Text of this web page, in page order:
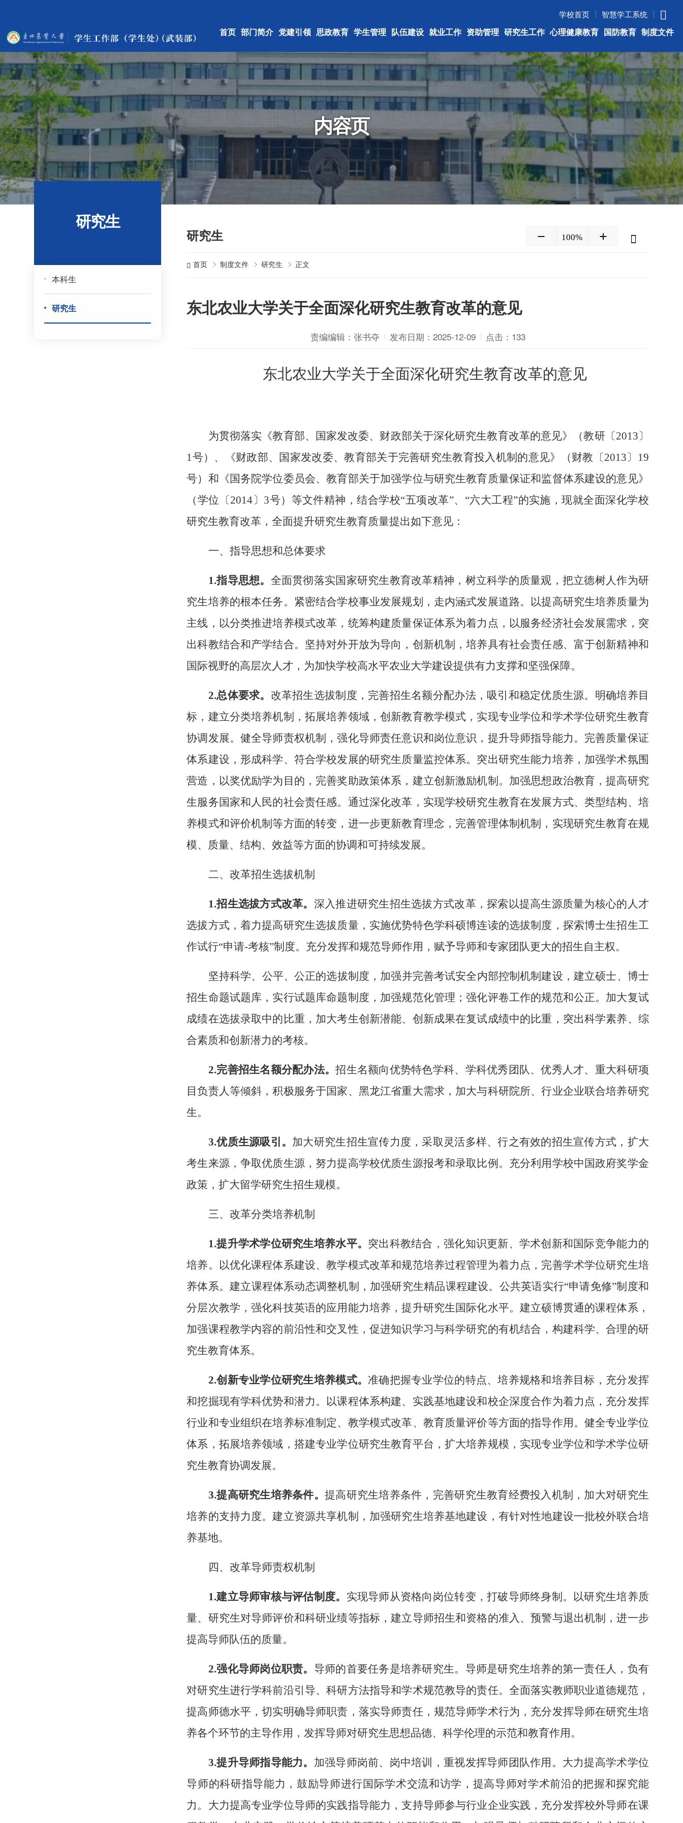
学校首页 智慧学工系统
首页 部门简介 党建引领 思政教育 学生管理 队伍建设 就业工作 资助管理 研究生工作 心理健康教育 国防教育 制度文件
内容页
研究生
本科生
研究生
研究生 100%
首页 制度文件 研究生 正文
东北农业大学关于全面深化研究生教育改革的意见
责编编辑：张书夺 发布日期：2025-12-09 点击： 133
东北农业大学关于全面深化研究生教育改革的意见
为贯彻落实《教育部、国家发改委、财政部关于深化研究生教育改革的意见》（教研〔2013〕
1号）、《财政部、国家发改委、教育部关于完善研究生教育投入机制的意见》（财教〔2013〕19
号）和《国务院学位委员会、教育部关于加强学位与研究生教育质量保证和监督体系建设的意见》
（学位〔2014〕3号）等文件精神，结合学校“五项改革”、“六大工程”的实施，现就全面深化学校
研究生教育改革，全面提升研究生教育质量提出如下意见：
一、指导思想和总体要求
1.指导思想。 全面贯彻落实国家研究生教育改革精神，树立科学的质量观，把立德树人作为研
究生培养的根本任务。紧密结合学校事业发展规划，走内涵式发展道路。以提高研究生培养质量为
主线，以分类推进培养模式改革，统筹构建质量保证体系为着力点，以服务经济社会发展需求，突
出科教结合和产学结合。坚持对外开放为导向，创新机制，培养具有社会责任感、富于创新精神和
国际视野的高层次人才，为加快学校高水平农业大学建设提供有力支撑和坚强保障。
2.总体要求。 改革招生选拔制度，完善招生名额分配办法，吸引和稳定优质生源。明确培养目
标，建立分类培养机制，拓展培养领域，创新教育教学模式，实现专业学位和学术学位研究生教育
协调发展。健全导师责权机制，强化导师责任意识和岗位意识，提升导师指导能力。完善质量保证
体系建设，形成科学、符合学校发展的研究生质量监控体系。突出研究生能力培养，加强学术氛围
营造，以奖优励学为目的，完善奖助政策体系，建立创新激励机制。加强思想政治教育，提高研究
生服务国家和人民的社会责任感。通过深化改革，实现学校研究生教育在发展方式、类型结构、培
养模式和评价机制等方面的转变，进一步更新教育理念，完善管理体制机制，实现研究生教育在规
模、质量、结构、效益等方面的协调和可持续发展。
二、改革招生选拔机制
1.招生选拔方式改革。 深入推进研究生招生选拔方式改革，探索以提高生源质量为核心的人才
选拔方式，着力提高研究生选拔质量，实施优势特色学科硕博连读的选拔制度，探索博士生招生工
作试行“申请-考核”制度。充分发挥和规范导师作用，赋予导师和专家团队更大的招生自主权。
坚持科学、公平、公正的选拔制度，加强并完善考试安全内部控制机制建设，建立硕士、博士
招生命题试题库，实行试题库命题制度，加强规范化管理；强化评卷工作的规范和公正。加大复试
成绩在选拔录取中的比重，加大考生创新潜能、创新成果在复试成绩中的比重，突出科学素养、综
合素质和创新潜力的考核。
2.完善招生名额分配办法。招生名额向优势特色学科、学科优秀团队、优秀人才、重大科研项
目负责人等倾斜，积极服务于国家、黑龙江省重大需求，加大与科研院所、行业企业联合培养研究
生。
3.优质生源吸引。 加大研究生招生宣传力度，采取灵活多样、行之有效的招生宣传方式，扩大
考生来源，争取优质生源，努力提高学校优质生源报考和录取比例。充分利用学校中国政府奖学金
政策，扩大留学研究生招生规模。
三、改革分类培养机制
1.提升学术学位研究生培养水平。 突出科教结合，强化知识更新、学术创新和国际竞争能力的
培养。以优化课程体系建设、教学模式改革和规范培养过程管理为着力点，完善学术学位研究生培
养体系。建立课程体系动态调整机制，加强研究生精品课程建设。公共英语实行“申请免修”制度和
分层次教学，强化科技英语的应用能力培养，提升研究生国际化水平。建立硕博贯通的课程体系，
加强课程教学内容的前沿性和交叉性，促进知识学习与科学研究的有机结合，构建科学、合理的研
究生教育体系。
2.创新专业学位研究生培养模式。 准确把握专业学位的特点、培养规格和培养目标，充分发挥
和挖掘现有学科优势和潜力。以课程体系构建、实践基地建设和校企深度合作为着力点，充分发挥
行业和专业组织在培养标准制定、教学模式改革、教育质量评价等方面的指导作用。健全专业学位
体系，拓展培养领域，搭建专业学位研究生教育平台，扩大培养规模，实现专业学位和学术学位研
究生教育协调发展。
3.提高研究生培养条件。提高研究生培养条件，完善研究生教育经费投入机制，加大对研究生
培养的支持力度。建立资源共享机制，加强研究生培养基地建设，有针对性地建设一批校外联合培
养基地。
四、改革导师责权机制
1.建立导师审核与评估制度。 实现导师从资格向岗位转变，打破导师终身制。以研究生培养质
量、研究生对导师评价和科研业绩等指标，建立导师招生和资格的准入、预警与退出机制，进一步
提高导师队伍的质量。
2.强化导师岗位职责。 导师的首要任务是培养研究生。导师是研究生培养的第一责任人，负有
对研究生进行学科前沿引导、科研方法指导和学术规范教导的责任。全面落实教师职业道德规范，
提高师德水平，切实明确导师职责，落实导师责任，规范导师学术行为，充分发挥导师在研究生培
养各个环节的主导作用，发挥导师对研究生思想品德、科学伦理的示范和教育作用。
3.提升导师指导能力。 加强导师岗前、岗中培训，重视发挥导师团队作用。大力提高学术学位
导师的科研指导能力，鼓励导师进行国际学术交流和访学，提高导师对学术前沿的把握和探究能
力。大力提高专业学位导师的实践指导能力，支持导师参与行业企业实践，充分发挥校外导师在课